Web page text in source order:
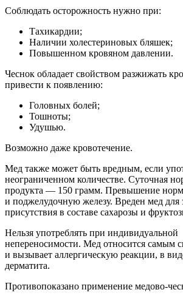
Соблюдать осторожность нужно при:
Тахикардии;
Наличии холестериновых бляшек;
Повышенном кровяном давлении.
Чеснок обладает свойством разжижать
привести к появлению:
Головных болей;
Тошноты;
Удушью.
Возможно даже кровотечение.
Мед также может быть вредным, если
неограниченном количестве. Суточная
продукта — 150 грамм. Превышение
и поджелудочную железу. Вреден мед для
присутствия в составе сахарозы и
Нельзя употреблять при индивидуальной
непереносимости. Мед относится самым
и вызывает аллергическую реакции, в
дерматита.
Противопоказано применение медово-